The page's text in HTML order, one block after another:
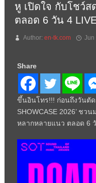
หู เปิดใจ กับโชว์
ตลอด 6 วัน 4
Author: en-tk.com Jun
Share
ขึ้นอินโทร!!! ก่อนถึงวันตัด
SHOWCASE 2026’ ชว
หลากหลายแนว ตลอด 6